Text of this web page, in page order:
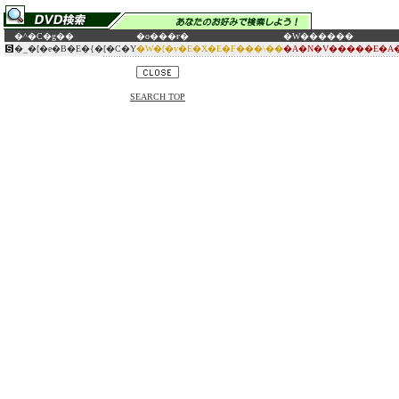
�^�C�g�� �o���ғ�
�W������
�_�[�e�B�E�{�[�C�Y�W�[�v�E�X�E�F���\��
SEARCH TOP